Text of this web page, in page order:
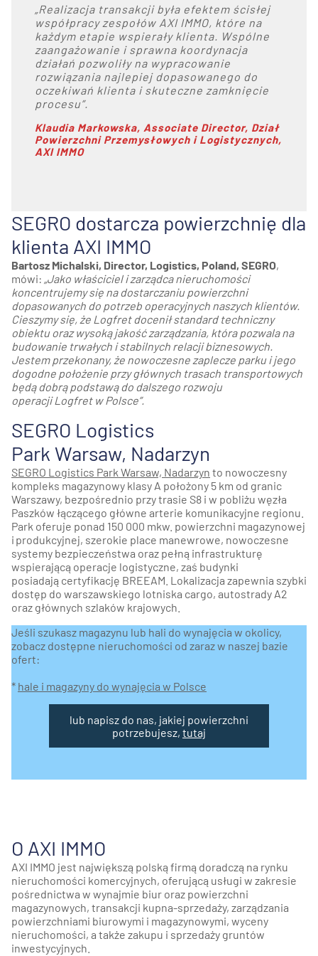
„Realizacja transakcji była efektem ścisłej
współpracy zespołów AXI IMMO, które na
każdym etapie wspierały klienta. Wspólne
zaangażowanie i sprawna koordynacja
działań pozwoliły na wypracowanie
rozwiązania najlepiej dopasowanego do
oczekiwań klienta i skuteczne zamknięcie
procesu”.
Klaudia Markowska, Associate Director, Dział
Powierzchni Przemysłowych i Logistycznych,
AXI IMMO
SEGRO dostarcza powierzchnię dla
klienta AXI IMMO
Bartosz Michalski, Director, Logistics, Poland, SEGRO,
mówi: „Jako właściciel i zarządca nieruchomości
koncentrujemy się na dostarczaniu powierzchni
dopasowanych do potrzeb operacyjnych naszych klientów.
Cieszymy się, że Logfret docenił standard techniczny
obiektu oraz wysoką jakość zarządzania, która pozwala na
budowanie trwałych i stabilnych relacji biznesowych.
Jestem przekonany, że nowoczesne zaplecze parku i jego
dogodne położenie przy głównych trasach transportowych
będą dobrą podstawą do dalszego rozwoju
operacji Logfret w Polsce”.
SEGRO Logistics
Park Warsaw, Nadarzyn
SEGRO Logistics Park Warsaw, Nadarzyn to nowoczesny
kompleks magazynowy klasy A położony 5 km od granic
Warszawy, bezpośrednio przy trasie S8 i w pobliżu węzła
Paszków łączącego główne arterie komunikacyjne regionu.
Park oferuje ponad 150 000 mkw. powierzchni magazynowej
i produkcyjnej, szerokie place manewrowe, nowoczesne
systemy bezpieczeństwa oraz pełną infrastrukturę
wspierającą operacje logistyczne, zaś budynki
posiadają certyfikację BREEAM. Lokalizacja zapewnia szybki
dostęp do warszawskiego lotniska cargo, autostrady A2
oraz głównych szlaków krajowych.
Jeśli szukasz magazynu lub hali do wynajęcia w okolicy,
zobacz dostępne nieruchomości od zaraz w naszej bazie
ofert:
* hale i magazyny do wynajęcia w Polsce
lub napisz do nas, jakiej powierzchni
potrzebujesz, tutaj
O AXI IMMO
AXI IMMO jest największą polską firmą doradczą na rynku
nieruchomości komercyjnych, oferującą usługi w zakresie
pośrednictwa w wynajmie biur oraz powierzchni
magazynowych, transakcji kupna-sprzedaży, zarządzania
powierzchniami biurowymi i magazynowymi, wyceny
nieruchomości, a także zakupu i sprzedaży gruntów
inwestycyjnych.